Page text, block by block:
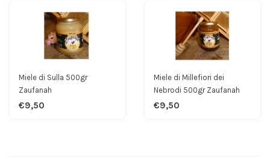
Miele di Sulla 500gr
Zaufanah
€9,50
Miele di Millefiori dei
Nebrodi 500gr Zaufanah
€9,50